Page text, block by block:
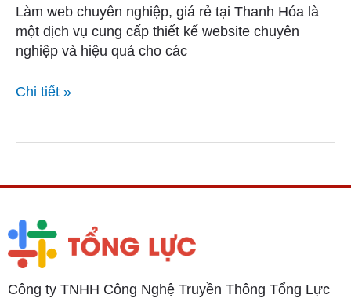
Làm web chuyên nghiệp, giá rẻ tại Thanh Hóa là
một dịch vụ cung cấp thiết kế website chuyên
nghiệp và hiệu quả cho các
rẻ
tại
Thanh
Chi tiết »
Công ty TNHH Công Nghệ Truyền Thông Tổng Lực